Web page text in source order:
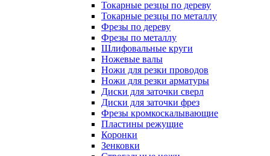
Токарные резцы по дереву
Токарные резцы по металлу
Фрезы по дереву
Фрезы по металлу
Шлифовальные круги
Ножевые валы
Ножи для резки проводов
Ножи для резки арматуры
Диски для заточки сверл
Диски для заточки фрез
Фрезы кромкоскалывающие
Пластины режущие
Коронки
Зенковки